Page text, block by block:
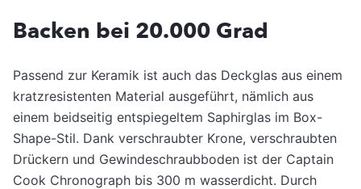
Backen bei 20.000 Grad
Passend zur Keramik ist auch das Deckglas aus einem
kratzresistenten Material ausgeführt, nämlich aus
einem beidseitig entspiegeltem Saphirglas im Box-
Shape-Stil. Dank verschraubter Krone, verschraubten
Drückern und Gewindeschraubboden ist der Captain
Cook Chronograph bis 300 m wasserdicht. Durch